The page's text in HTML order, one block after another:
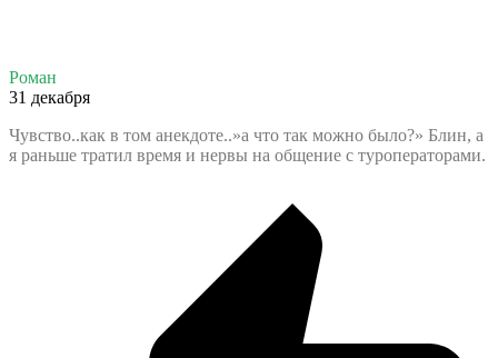
Роман
31 декабря
Чувство..как в том анекдоте..»а что так можно было?» Блин, а
я раньше тратил время и нервы на общение с туроператорами.